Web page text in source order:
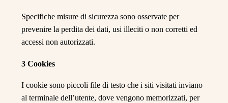
Specifiche misure di sicurezza sono osservate per
prevenire la perdita dei dati, usi illeciti o non corretti ed
accessi non autorizzati.
3 Cookies
I cookie sono piccoli file di testo che i siti visitati inviano
al terminale dell’utente, dove vengono memorizzati, per